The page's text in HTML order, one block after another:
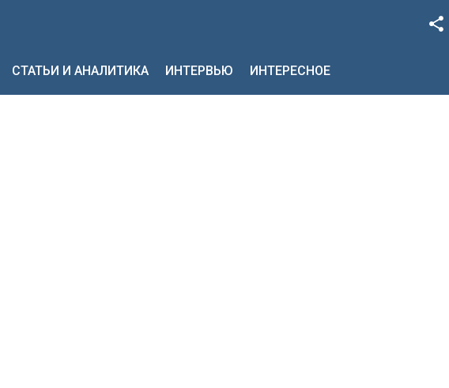
Google+
СТАТЬИ И АНАЛИТИКА ИНТЕРВЬЮ ИНТЕРЕСНОЕ